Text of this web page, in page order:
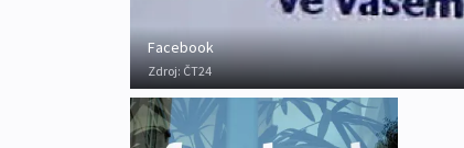
Facebook
Zdroj:ČT24